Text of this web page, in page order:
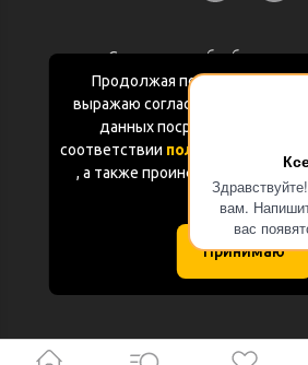
вам.
вас
Продолжая пользоваться
выражаю согласие на обработку
данных посредством
соответствии политикой
, а также проинформирован об
Cookie-файлов
Принимаю
Согласие на обработку
данных
Политика
Документация
Карта сайта
(с) «POGOS.ru» 2010-2026